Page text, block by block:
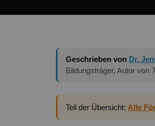
Geschrieben von Dr.
Bildungsträger, Autor von
Teil der Übersicht: Alle